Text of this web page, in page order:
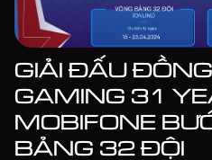
GIẢI ĐẤU
GAMING 31
MOBIFONE
BẢNG 32 ĐỘI